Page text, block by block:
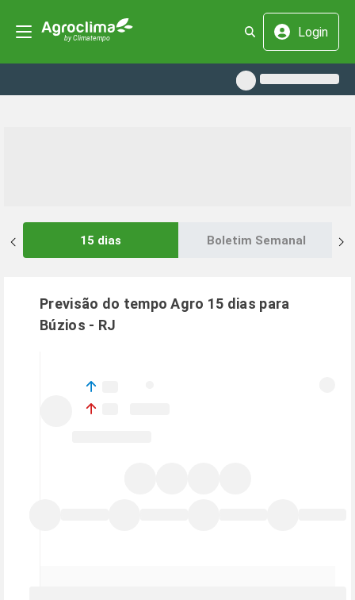
Login
15 dias Boletim Semanal
Previsão do tempo Agro 15 dias para
Búzios - RJ